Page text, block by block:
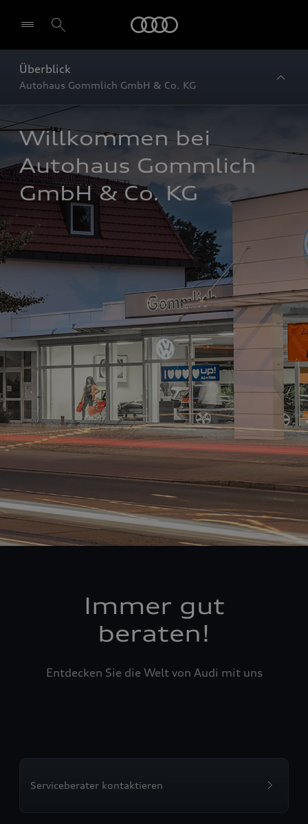
Überblick
Autohaus Gommlich GmbH & Co. KG
Willkommen bei
Autohaus Gommlich
GmbH & Co. KG
Immer gut
beraten!
Entdecken Sie die Welt von Audi mit uns
Serviceberater kontaktieren